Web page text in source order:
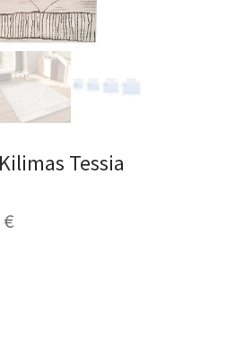
Tessia
€